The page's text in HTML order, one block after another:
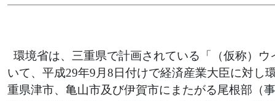
環境省は、三重県で計画されている「（仮称）
いて、平成29年9月8日付けで経済産業大臣に対し
重県津市、亀山市及び伊賀市にまたがる尾根部（